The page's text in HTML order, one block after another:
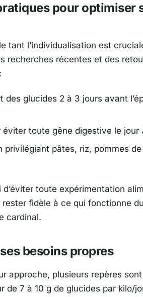
pour optimiser
tant l’individualisation est
recherches récentes et des
des glucides 2 à 3 jours avant
toute gêne digestive le jour
privilégiant pâtes, riz, pommes
toute expérimentation
rester fidèle à ce qui fonctionne
cardinal.
besoins propres
approche, plusieurs repères
de 7 à 10 g de glucides par kilo/